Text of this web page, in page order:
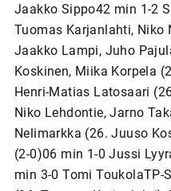
Jaakko Sippo42 min 1-2
Tuomas Karjanlahti, Niko
Jaakko Lampi, Juho
Koskinen, Miika Korpela
Henri-Matias Latosaari
Niko Lehdontie, Jarno
Nelimarkka (26. Juuso
(2-0)06 min 1-0 Jussi
min 3-0 Tomi